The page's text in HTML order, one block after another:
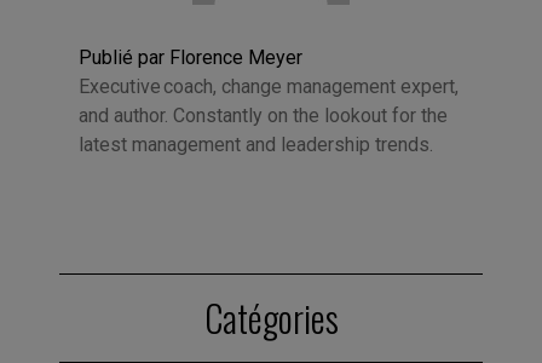
Publié par Florence Meyer
Executive coach, change management expert,
and author. Constantly on the lookout for the
latest management and leadership trends.
Catégories